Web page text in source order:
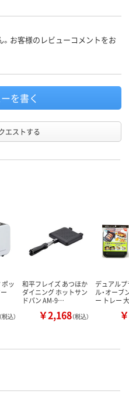
お客様のレビューコメントをお
を書く
エストする
ッ
（税込）
和平フレイズ あつほか
ダイニング ホットサン
ドパン AM-9…
￥2,168（税込）
デュアル
ル・オーブ
ー トレー